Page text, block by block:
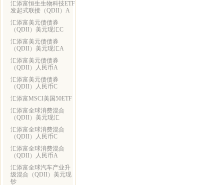
汇添富恒生生物科技ETF
发起式联接（QDII）A
汇添富美元债债券
（QDII）美元现汇C
汇添富美元债债券
（QDII）美元现汇A
汇添富美元债债券
（QDII）人民币A
汇添富美元债债券
（QDII）人民币C
汇添富MSCI美国50ETF
汇添富全球消费混合
（QDII）美元现汇
汇添富全球消费混合
（QDII）人民币C
汇添富全球消费混合
（QDII）人民币A
汇添富全球汽车产业升
级混合（QDII）美元现
钞